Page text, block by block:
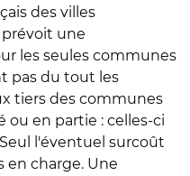
des villes
prévoit une
les seules communes
pas du tout les
tiers des communes
ou en partie : celles-ci
l'éventuel surcoût
en charge. Une